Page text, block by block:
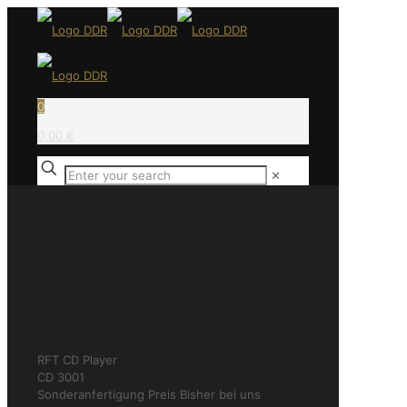
0
0,00 €
✕
RFT CD Player
CD 3001
Sonderanfertigung Preis Bisher bei uns